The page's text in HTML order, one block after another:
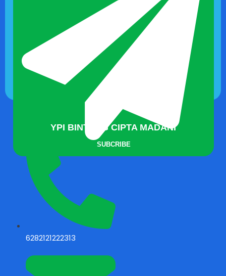
SUBCRIBE
YPI BINTANG CIPTA MADANI
6282121222313